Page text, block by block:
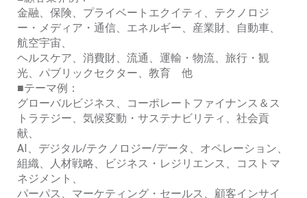
金融、保険、プライベートエクイティ、テクノロジ
ー・メディア・通信、エネルギー、産業財、自動車、
航空宇宙、
ヘルスケア、消費財、流通、運輸・物流、旅行・観
光、パブリックセクター、教育 他
■テーマ例：
グローバルビジネス、コーポレートファイナンス＆ス
トラテジー、気候変動・サステナビリティ、社会貢
献、
AI、デジタル/テクノロジー/データ、オペレーション、
組織、人材戦略、ビジネス・レジリエンス、コストマ
ネジメント、
パーパス、マーケティング・セールス、顧客インサイ